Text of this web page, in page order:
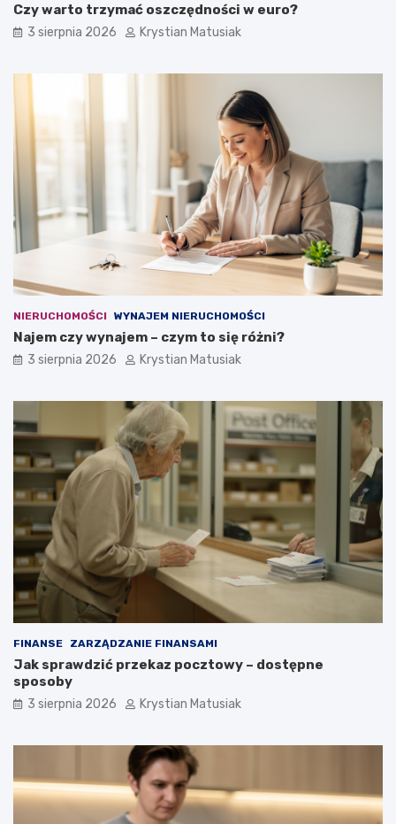
Czy warto trzymać oszczędności w euro?
3 sierpnia 2026 Krystian Matusiak
NIERUCHOMOŚCI WYNAJEM NIERUCHOMOŚCI
Najem czy wynajem – czym to się różni?
3 sierpnia 2026 Krystian Matusiak
FINANSE ZARZĄDZANIE FINANSAMI
Jak sprawdzić przekaz pocztowy – dostępne
sposoby
3 sierpnia 2026 Krystian Matusiak